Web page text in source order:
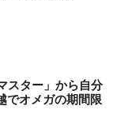
スター」から自分
でオメガの期間限